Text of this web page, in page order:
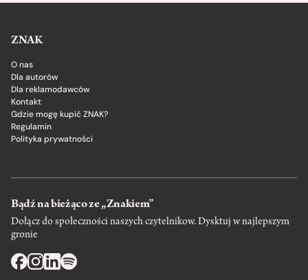
ZNAK
O nas
Dla autorów
Dla reklamodawców
Kontakt
Gdzie mogę kupić ZNAK?
Regulamin
Polityka prywatności
Bądź na bieżąco ze „Znakiem”
Dołącz do społeczności naszych czytelnikow. Dysktuj w najlepszym
gronie